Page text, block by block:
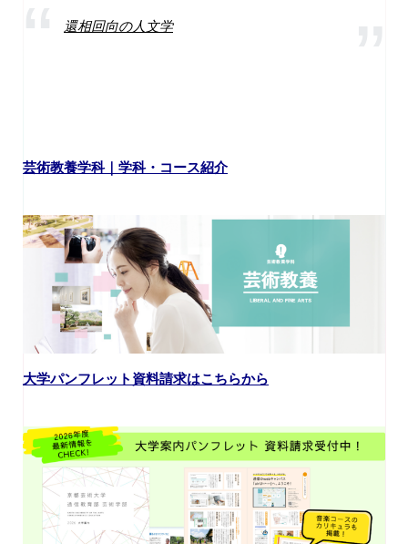
還相回向の人文学
芸術教養学科｜学科・コース紹介
大学パンフレット資料請求はこちらから